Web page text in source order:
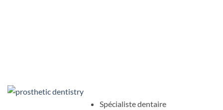
Spécialiste dentaire